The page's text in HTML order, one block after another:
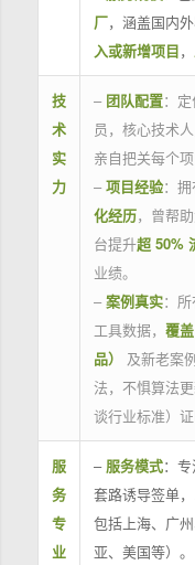
厂，涵盖国内外
入或新增项目，
技
术
实
力
– 团队配置：定
员，核心技术
亲自把关每个
– 项目经验：拥
化经历，曾帮
台提升超 50%
业绩。
– 案例真实：
工具数据， 覆
品）
及新老案
法，不惧算法
谈行业标准）证
服
务
专
业
– 服务模式：专
套路诱导签单
包括上海、广
亚、美国等）。